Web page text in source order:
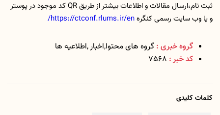
ثبت نام،ارسال مقالات و اطلاعات بیشتر از طریق QR کد موجود در پوستر
و یا وب سایت رسمی کنگرهhttps://ctconf.rlums.ir/en/
گروه خبری : گروه های محتوا,اخبار ,اطلاعیه ها
کد خبر : 7568
کلمات کلیدی